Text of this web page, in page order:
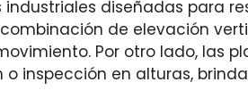
diseñadas para
de elevación
Por otro lado, las
inspección en alturas,